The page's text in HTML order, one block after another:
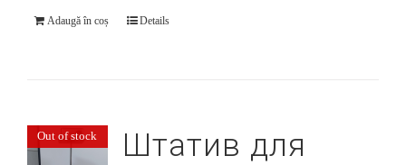
Adaugă în coș Details
Out of stock
Штатив для